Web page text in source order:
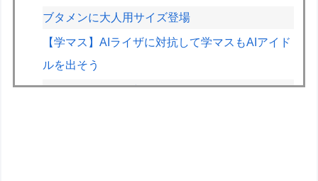
ブタメンに大人用サイズ登場
【学マス】AIライザに対抗して学マスもAIアイド
ルを出そう
ファイファン5で唯一学んだことｗｗｗｗｗｗｗ